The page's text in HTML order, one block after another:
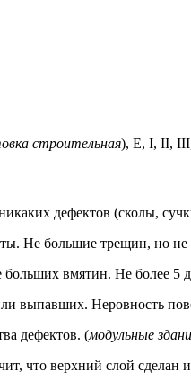
строительная), Е, I, II,
дефектов (сколы,
Не большие трещин, но не
вмятин. Не более 5
выпавших. Неровность
дефектов. (модульные
что верхний слой